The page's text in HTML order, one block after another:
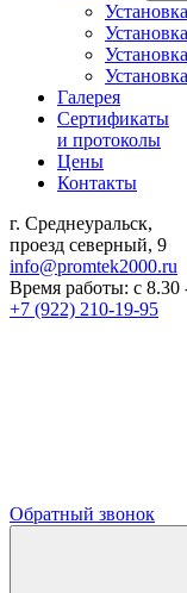
Галерея
Сертификаты
и протоколы
Цены
Контакты
г. Среднеуральск,
проезд северный, 9
info@promtek2000.ru
Время работы: с 8.30
+7 (922) 210-19-95
Обратный звонок